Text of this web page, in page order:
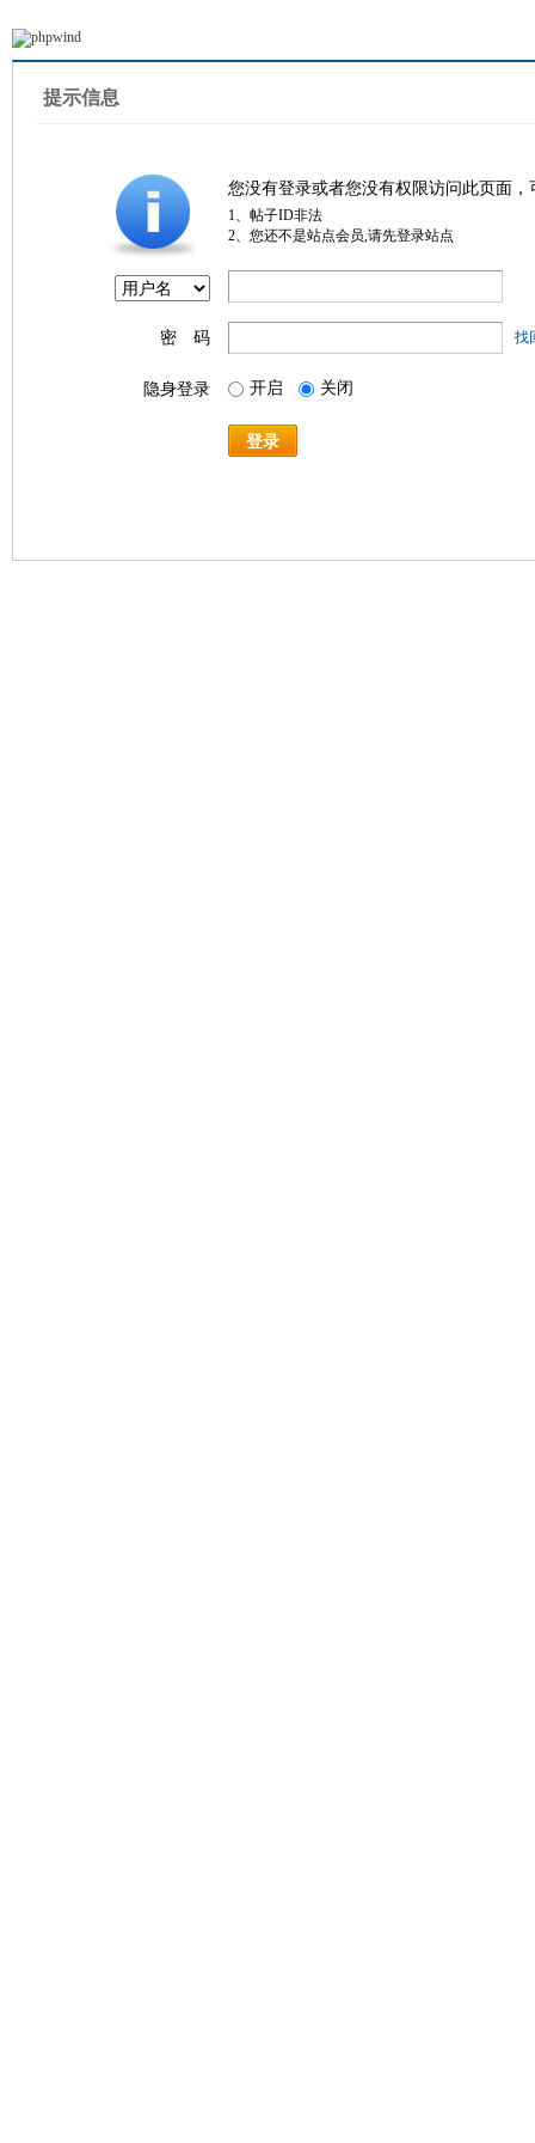
提示信息
您没有登录或者您没有权限访问此页面
1、帖子ID非法
2、您还不是站点会员,请先登录站点
密 码 找
隐身登录 开启 关闭
登录